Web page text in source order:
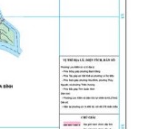
đất cho công dân làm
DẪN KÊ KHAI THÔNG
HỘ...